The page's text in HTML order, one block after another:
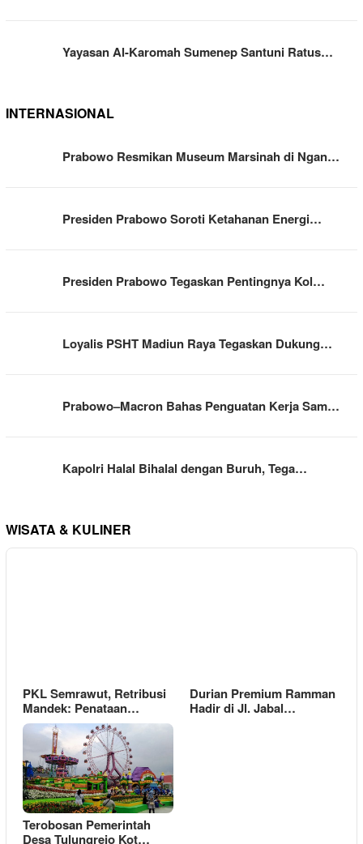
Yayasan Al-Karomah Sumenep Santuni Ratus…
INTERNASIONAL
Prabowo Resmikan Museum Marsinah di Ngan…
Presiden Prabowo Soroti Ketahanan Energi…
Presiden Prabowo Tegaskan Pentingnya Kol…
Loyalis PSHT Madiun Raya Tegaskan Dukung…
Prabowo–Macron Bahas Penguatan Kerja Sam…
Kapolri Halal Bihalal dengan Buruh, Tega…
WISATA & KULINER
PKL Semrawut, Retribusi
Mandek: Penataan…
Durian Premium Ramman
Hadir di Jl. Jabal…
Terobosan Pemerintah
Desa Tulungrejo Kot…